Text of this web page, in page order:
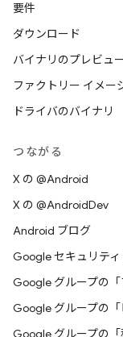
要件
ダウンロード
バイナリのプレビュ
ファクトリー イメー
ドライバのバイナリ
つながる
X の @Android
X の @AndroidDev
Android ブログ
Google セキュリティ
Google グループの
Google グループの
Google グループの